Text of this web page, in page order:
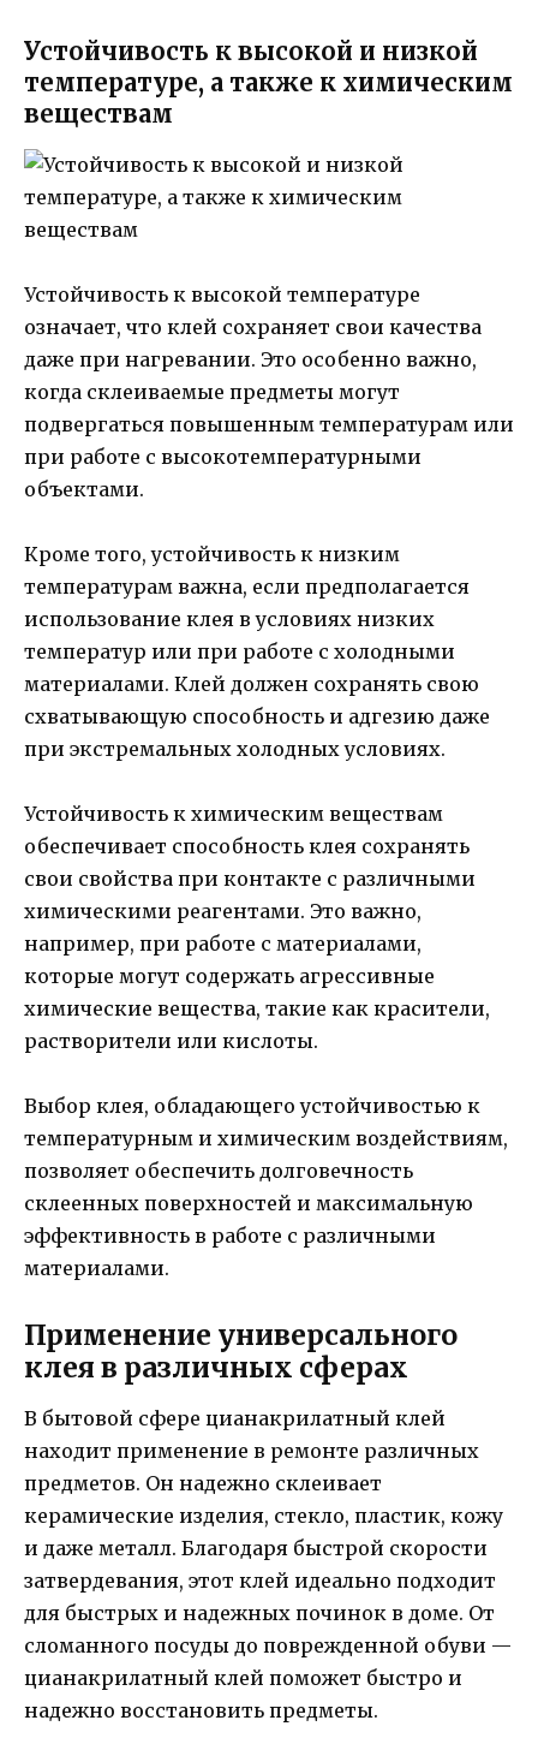
Устойчивость к высокой и низкой
температуре, а также к химическим
веществам
Устойчивость к высокой температуре
означает, что клей сохраняет свои качества
даже при нагревании. Это особенно важно,
когда склеиваемые предметы могут
подвергаться повышенным температурам или
при работе с высокотемпературными
объектами.
Кроме того, устойчивость к низким
температурам важна, если предполагается
использование клея в условиях низких
температур или при работе с холодными
материалами. Клей должен сохранять свою
схватывающую способность и адгезию даже
при экстремальных холодных условиях.
Устойчивость к химическим веществам
обеспечивает способность клея сохранять
свои свойства при контакте с различными
химическими реагентами. Это важно,
например, при работе с материалами,
которые могут содержать агрессивные
химические вещества, такие как красители,
растворители или кислоты.
Выбор клея, обладающего устойчивостью к
температурным и химическим воздействиям,
позволяет обеспечить долговечность
склеенных поверхностей и максимальную
эффективность в работе с различными
материалами.
Применение универсального
клея в различных сферах
В бытовой сфере цианакрилатный клей
находит применение в ремонте различных
предметов. Он надежно склеивает
керамические изделия, стекло, пластик, кожу
и даже металл. Благодаря быстрой скорости
затвердевания, этот клей идеально подходит
для быстрых и надежных починок в доме. От
сломанного посуды до поврежденной обуви —
цианакрилатный клей поможет быстро и
надежно восстановить предметы.